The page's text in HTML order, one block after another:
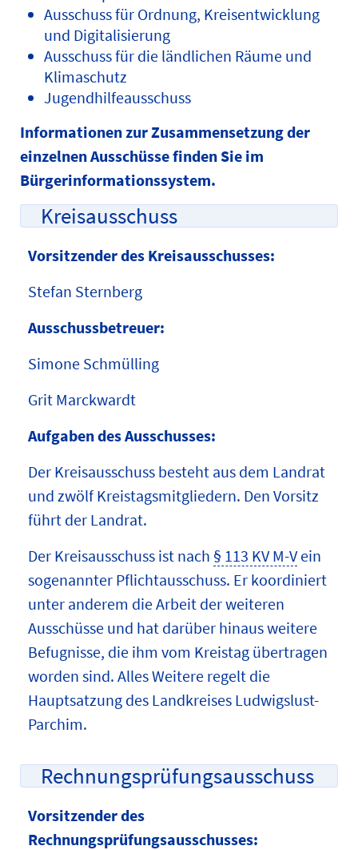
Ausschuss für Ordnung, Kreisentwicklung
und Digitalisierung
Ausschuss für die ländlichen Räume und
Klimaschutz
Jugendhilfeausschuss
Informationen zur Zusammensetzung der
einzelnen Ausschüsse finden Sie im
Bürgerinformationssystem.
Kreisausschuss
Vorsitzender des Kreisausschusses:
Stefan Sternberg
Ausschussbetreuer:
Simone Schmülling
Grit Marckwardt
Aufgaben des Ausschusses:
Der Kreisausschuss besteht aus dem Landrat
und zwölf Kreistagsmitgliedern. Den Vorsitz
führt der Landrat.
Der Kreisausschuss ist nach § 113 KV M-Vein
sogenannter Pflichtausschuss. Er koordiniert
unter anderem die Arbeit der weiteren
Ausschüsse und hat darüber hinaus weitere
Befugnisse, die ihm vom Kreistag übertragen
worden sind. Alles Weitere regelt die
Hauptsatzung des Landkreises Ludwigslust-
Parchim.
Rechnungsprüfungsausschuss
Vorsitzender des
Rechnungsprüfungsausschusses: